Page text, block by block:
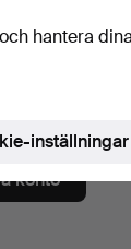
konto
hantera
inställningar